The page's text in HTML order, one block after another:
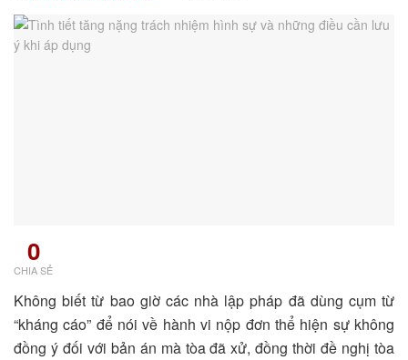
0
CHIA SẺ
Không biết từ bao giờ các nhà lập pháp đã dùng cụm từ
“kháng cáo” để nói về hành vi nộp đơn thể hiện sự không
đồng ý đối với bản án mà tòa đã xử, đồng thời đề nghị tòa